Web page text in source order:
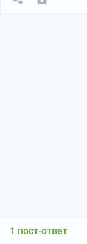
1 пост-ответ